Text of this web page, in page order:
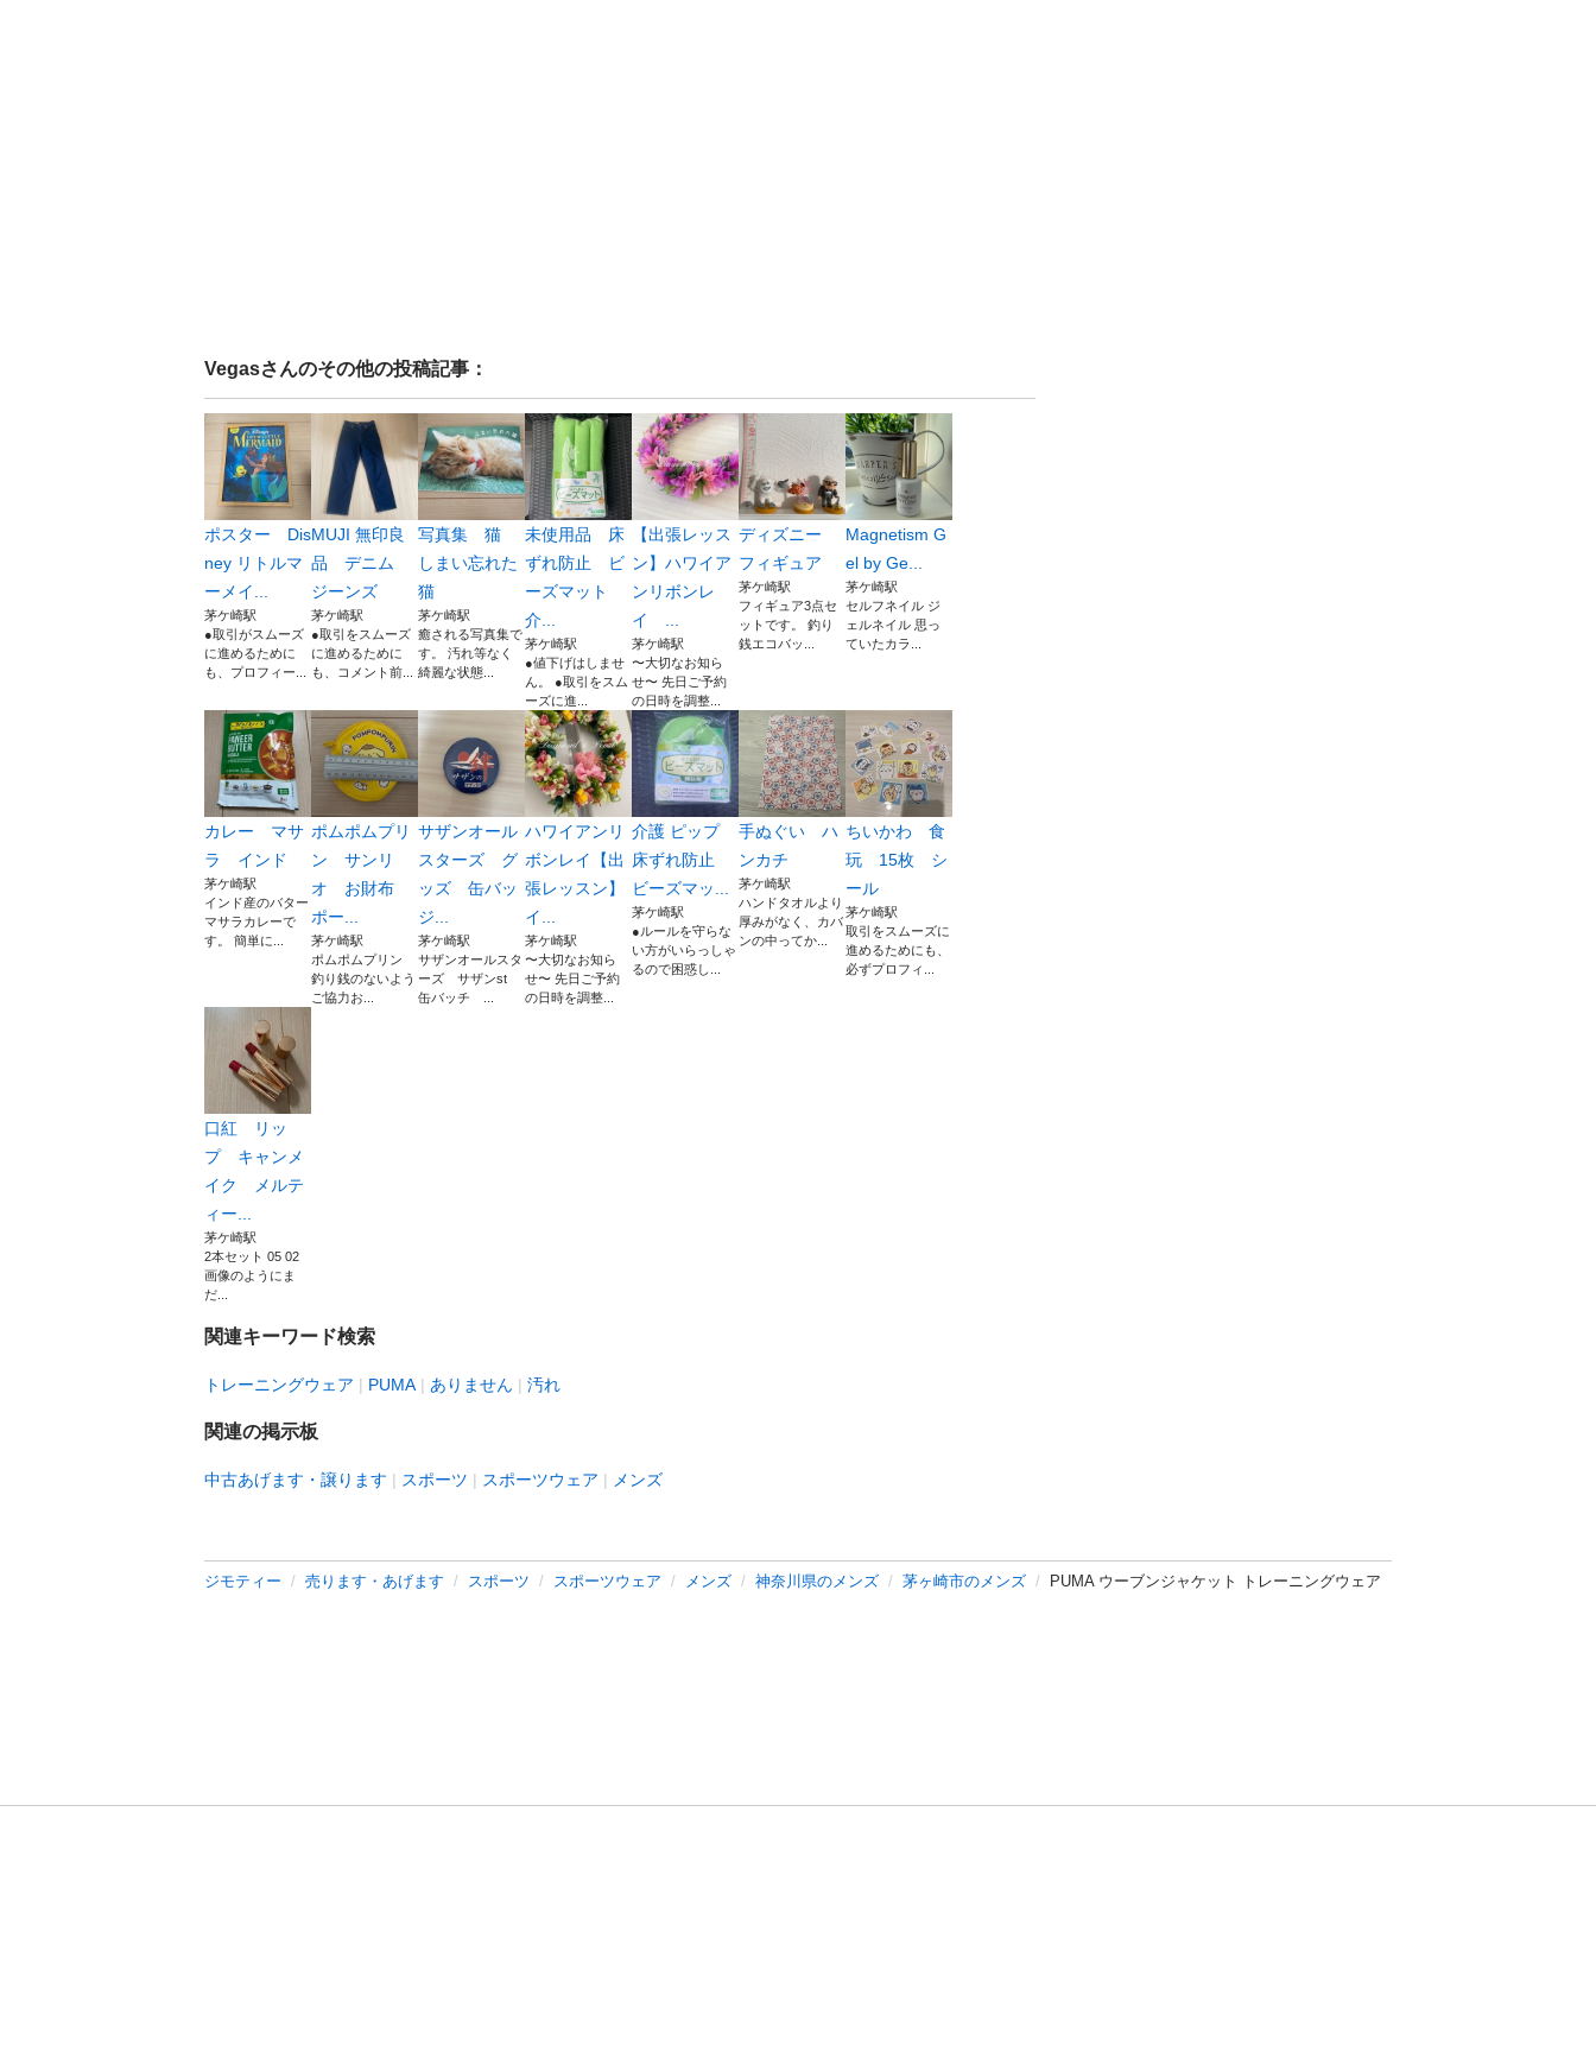
Vegasさんのその他の投稿記事：
ポスター Dis
ney リトルマ
ーメイ...
茅ケ崎駅
●取引がスムーズ
に進めるために
も、プロフィー...
MUJI 無印良
品 デニム
ジーンズ
茅ケ崎駅
●取引をスムーズ
に進めるために
も、コメント前...
写真集 猫
しまい忘れた
猫
茅ケ崎駅
癒される写真集で
す。 汚れ等なく
綺麗な状態...
未使用品 床
ずれ防止 ビ
ーズマット
介...
茅ケ崎駅
●値下げはしませ
ん。 ●取引をスム
ーズに進...
【出張レッス
ン】ハワイア
ンリボンレ
イ ...
茅ケ崎駅
〜大切なお知ら
せ〜 先日ご予約
の日時を調整...
ディズニー
フィギュア
茅ケ崎駅
フィギュア3点セ
ットです。 釣り
銭エコバッ...
Magnetism G
el by Ge...
茅ケ崎駅
セルフネイル ジ
ェルネイル 思っ
ていたカラ...
カレー マサ
ラ インド
茅ケ崎駅
インド産のバター
マサラカレーで
す。 簡単に...
ポムポムプリ
ン サンリ
オ お財布
ポー...
茅ケ崎駅
ポムポムプリン
釣り銭のないよう
ご協力お...
サザンオール
スターズ グ
ッズ 缶バッ
ジ...
茅ケ崎駅
サザンオールスタ
ーズ サザンst
缶バッチ ...
ハワイアンリ
ボンレイ【出
張レッスン】
イ...
茅ケ崎駅
〜大切なお知ら
せ〜 先日ご予約
の日時を調整...
介護 ピップ
床ずれ防止
ビーズマッ...
茅ケ崎駅
●ルールを守らな
い方がいらっしゃ
るので困惑し...
手ぬぐい ハ
ンカチ
茅ケ崎駅
ハンドタオルより
厚みがなく、カバ
ンの中ってか...
ちいかわ 食
玩 15枚 シ
ール
茅ケ崎駅
取引をスムーズに
進めるためにも、
必ずプロフィ...
口紅 リッ
プ キャンメ
イク メルテ
ィー...
茅ケ崎駅
2本セット 05 02
画像のようにま
だ...
関連キーワード検索
トレーニングウェア PUMA ありません 汚れ
関連の掲示板
中古あげます・譲ります スポーツ スポーツウェア メンズ
ジモティー 売ります・あげます スポーツ スポーツウェア メンズ 神奈川県のメンズ 茅ヶ崎市のメンズ PUMA ウーブンジャケット トレーニングウェア